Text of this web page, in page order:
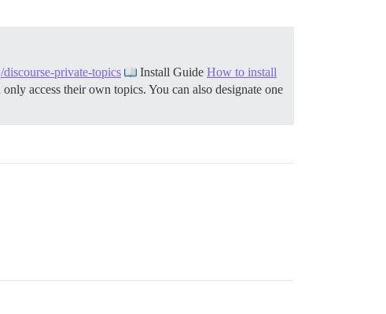
private-topics Install Guide How to install
access their own topics. You can also designate one